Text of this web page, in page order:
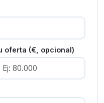
oferta (€, opcional)